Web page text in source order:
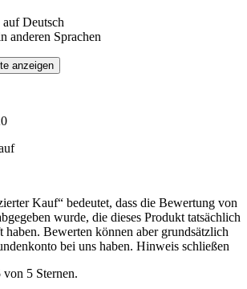
Deutsch
anderen Sprachen
anzeigen
Kauf“ bedeutet, dass die Bewertung von
wurde, die dieses Produkt tatsächlich
haben. Bewerten können aber grundsätzlich
bei uns haben. Hinweis schließen
5 Sternen.